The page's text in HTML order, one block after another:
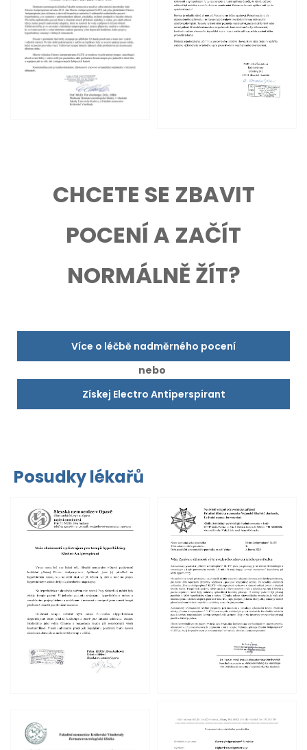
CHCETE SE ZBAVIT
POCENÍ A ZAČÍT
NORMÁLNĚ ŽÍT?
Více o léčbě nadměrného pocení
nebo
Získej Electro Antiperspirant
Posudky lékařů